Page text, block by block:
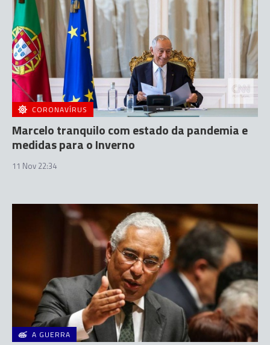
CORONAVÍRUS
Marcelo tranquilo com estado da pandemia e
medidas para o Inverno
11 Nov 22:34
A GUERRA